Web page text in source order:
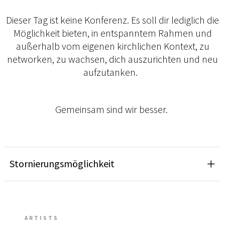
Dieser Tag ist keine Konferenz. Es soll dir lediglich die
Möglichkeit bieten, in entspanntem Rahmen und
außerhalb vom eigenen kirchlichen Kontext, zu
networken, zu wachsen, dich auszurichten und neu
aufzutanken.
Gemeinsam sind wir besser.
Stornierungsmöglichkeit
ARTISTS